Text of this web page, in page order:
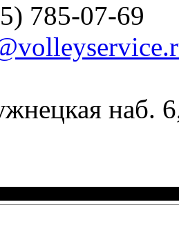
785-07-69
наб.